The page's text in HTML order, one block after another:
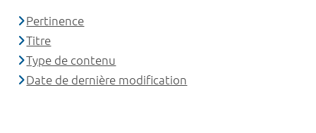
Pertinence
Titre
Type de contenu
Date de dernière modification